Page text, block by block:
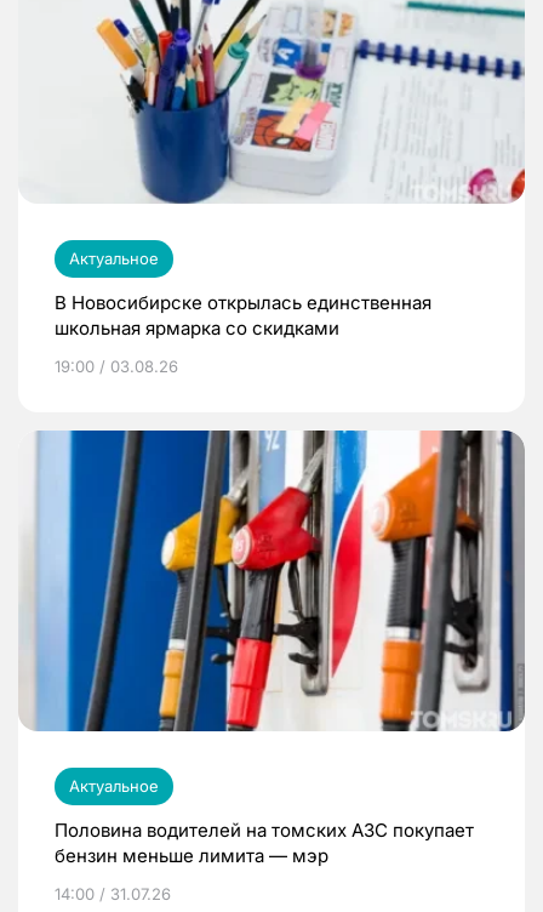
Актуальное
В Новосибирске открылась единственная
школьная ярмарка со скидками
19:00 / 03.08.26
Актуальное
Половина водителей на томских АЗС покупает
бензин меньше лимита — мэр
14:00 / 31.07.26